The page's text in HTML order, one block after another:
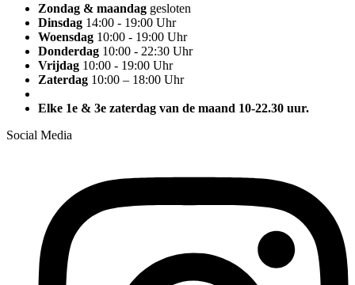
Zondag & maandag gesloten
Dinsdag 14:00 - 19:00 Uhr
Woensdag 10:00 - 19:00 Uhr
Donderdag 10:00 - 22:30 Uhr
Vrijdag 10:00 - 19:00 Uhr
Zaterdag 10:00 – 18:00 Uhr
Elke 1e & 3e zaterdag van de maand 10-22.30 uur.
Social Media